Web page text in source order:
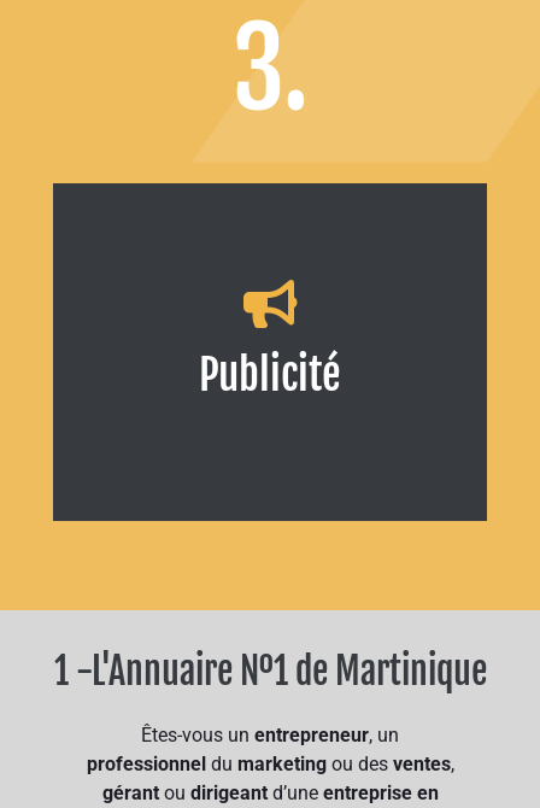
3.
Publicité
Communiquez avec une clientèle ciblée,
COMMENCER
1 -L'Annuaire Nº1 de Martinique
Êtes-vous un entrepreneur, un
professionneldu marketingou des ventes,
gérantou dirigeantd’une entreprise en